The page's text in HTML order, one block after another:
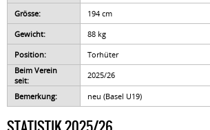
Grösse:
194 cm
Gewicht:
88 kg
Position:
Torhüter
Beim Verein
seit:
2025/26
Bemerkung: neu (Basel U19)